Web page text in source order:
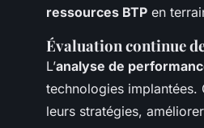
ressources BTP en
Évaluation continue
L’analyse de
technologies implantées.
leurs stratégies,